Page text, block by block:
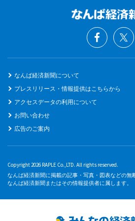
なんば経済新聞について
プレスリリース・情報提供はこちらから
アクセスデータの利用について
お問い合わせ
広告のご案内
Copyright 2026 RAPLE Co.,LTD. All rights reserved.
なんば経済新聞に掲載の記事・写真・図表などの無
なんば経済新聞またはその情報提供者に属します。